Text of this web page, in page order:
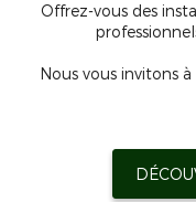
Offrez-vous des
Nous vous invitons